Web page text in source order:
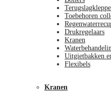
Toebehoren
Drukregelaars
Kranen
Uitgietbakken
Flexibels
Kranen